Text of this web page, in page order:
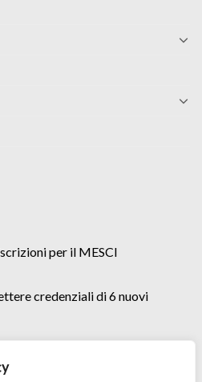
per il MESCI
credenziali di 6 nuovi
Ambasciatori